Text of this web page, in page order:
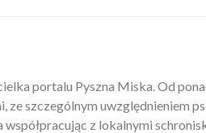
portalu Pyszna Miska. Od
ze szczególnym uwzględnieniem
współpracując z lokalnymi